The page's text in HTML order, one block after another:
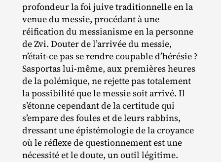
profondeur la foi juive traditionnelle en la
venue du messie, procédant à une
réification du messianisme en la personne
de Zvi. Douter de l’arrivée du messie,
n’était-ce pas se rendre coupable d’hérésie ?
Sasportas lui‐​même, aux premières heures
de la polémique, ne rejette pas totalement
la possibilité que le messie soit arrivé. Il
s’étonne cependant de la certitude qui
s’empare des foules et de leurs rabbins,
dressant une épistémologie de la croyance
où le réflexe de questionnement est une
nécessité et le doute, un outil légitime.